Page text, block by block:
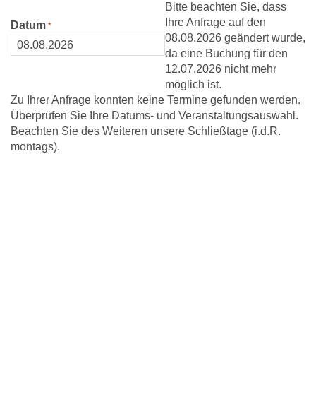
Datum
Bitte beachten Sie, dass
Ihre Anfrage auf den
08.08.2026 geändert wurde,
da eine Buchung für den
12.07.2026 nicht mehr
möglich ist.
Zu Ihrer Anfrage konnten keine Termine gefunden werden.
Überprüfen Sie Ihre Datums- und Veranstaltungsauswahl.
Beachten Sie des Weiteren unsere Schließtage (i.d.R.
montags).